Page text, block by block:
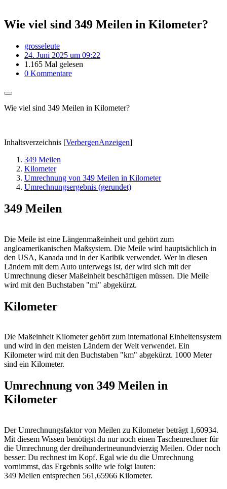
Wie viel sind 349 Meilen in Kilometer?
grosseleute
24. Juni 2025 um 09:22
1.165 Mal gelesen
0 Kommentare
Wie viel sind 349 Meilen in Kilometer?
Inhaltsverzeichnis [VerbergenAnzeigen]
349 Meilen
Kilometer
Umrechnung von 349 Meilen in Kilometer
Umrechnungsergebnis (gerundet)
349 Meilen
Die Meile ist eine Längenmaßeinheit und gehört zum
angloamerikanischen Maßsystem. Die Meile wird hauptsächlich in
den USA, Kanada und in der Karibik verwendet. Wer in diesen
Ländern mit dem Auto unterwegs ist, der wird sich mit der
Umrechnung dieser Maßeinheit beschäftigen müssen. Die Meile
wird mit den Buchstaben "mi" abgekürzt.
Kilometer
Die Maßeinheit Kilometer gehört zum international Einheitensystem
und wird in den meisten Ländern der Welt verwendet. Ein
Kilometer wird mit den Buchstaben "km" abgekürzt. 1000 Meter
sind ein Kilometer.
Umrechnung von 349 Meilen in
Kilometer
Der Umrechnungsfaktor von Meilen zu Kilometer beträgt 1,60934.
Mit diesem Wissen benötigst du nur noch einen Taschenrechner für
die Umrechnung der dreihundertneunundvierzig Meilen. Oder noch
besser: Du rechnest im Kopf. Egal wie du die Umrechnung
vornimmst, das Ergebnis sollte wie folgt lauten:
349 Meilen entsprechen 561,65966 Kilometer.